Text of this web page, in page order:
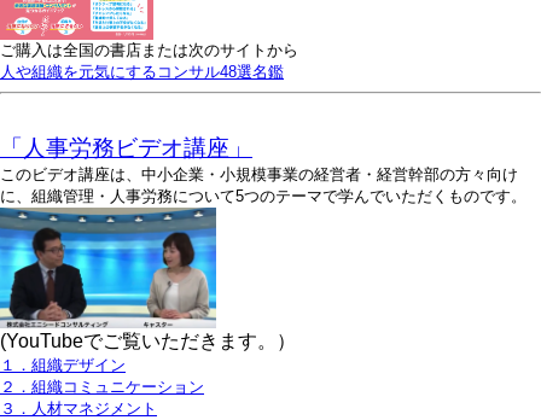
ご購入は全国の書店または次のサイトから
人や組織を元気にするコンサル48選名鑑
「人事労務ビデオ講座」
このビデオ講座は、中小企業・小規模事業の経営者・経営幹部の方々向け
に、組織管理・人事労務について5つのテーマで学んでいただくものです。
(YouTubeでご覧いただきます。）
１．組織デザイン
２．組織コミュニケーション
３．人材マネジメント